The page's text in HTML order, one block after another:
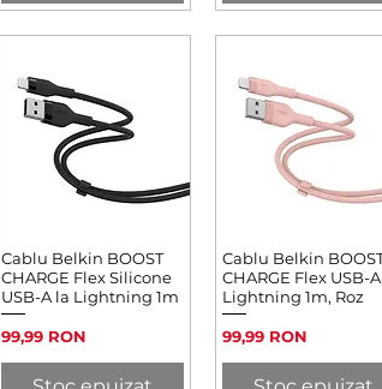
Afișare rapidă
Cablu Belkin BOOST
CHARGE Flex Silicone
USB-A la Lightning 1m
Preț
99,99 RON
Afișare rapidă
Cablu Belkin
CHARGE Flex USB-
Lightning 1m, Roz
Preț
99,99 RON